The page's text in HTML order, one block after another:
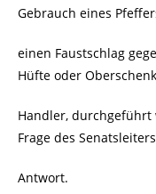
Gebrauch eines
einen Faustschlag
Hüfte oder
Handler,
Frage des
Antwort.